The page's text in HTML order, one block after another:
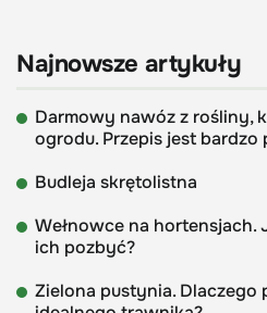
Najnowsze artykuły
Darmowy nawóz z rośliny,
ogrodu. Przepis jest bardzo
Budleja skrętolistna
Wełnowce na hortensjach.
ich pozbyć?
Zielona pustynia. Dlaczego